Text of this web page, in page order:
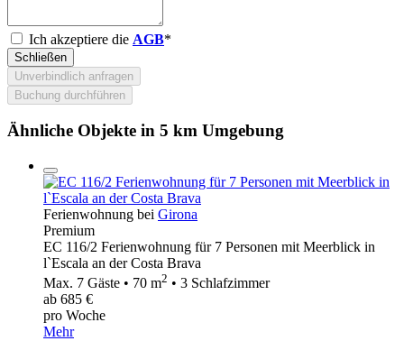
Ich akzeptiere die AGB*
Schließen
Unverbindlich anfragen
Buchung durchführen
Ähnliche Objekte in 5 km Umgebung
Ferienwohnung bei Girona
Premium
EC 116/2 Ferienwohnung für 7 Personen mit Meerblick in
l`Escala an der Costa Brava
Max. 7 Gäste • 70 m2 • 3 Schlafzimmer
ab 685 €
pro Woche
Mehr